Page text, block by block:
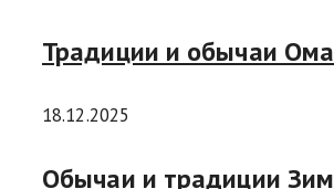
Традиции и обычаи
18.12.2025
Обычаи и традиции